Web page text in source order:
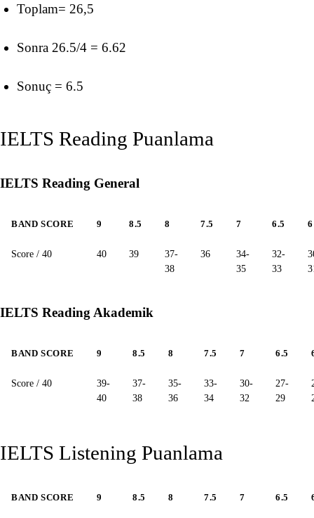
Toplam= 26,5
Sonra 26.5/4 = 6.62
Sonuç = 6.5
IELTS Reading Puanlama
IELTS Reading General
BAND SCORE 9 8.5 8 7.5 7 6.5 6
Score / 40 40 39
37-
38
36
34-
35
32-
33
IELTS Reading Akademik
BAND SCORE 9 8.5 8 7.5 7 6.5
Score / 40
39-
40
37-
38
35-
36
33-
34
30-
32
27-
29
IELTS Listening Puanlama
BAND SCORE 9 8.5 8 7.5 7 6.5